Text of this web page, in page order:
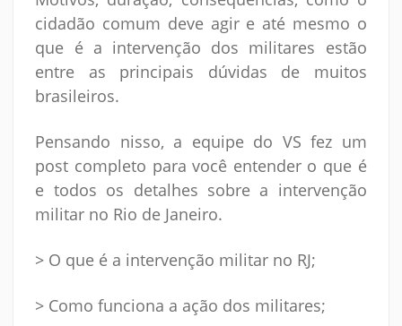
cidadão comum deve agir e até mesmo o
que é a intervenção dos militares estão
entre as principais dúvidas de muitos
brasileiros.
Pensando nisso, a equipe do VS fez um
post completo para você entender o que é
e todos os detalhes sobre a intervenção
militar no Rio de Janeiro.
> O que é a intervenção militar no RJ;
> Como funciona a ação dos militares;